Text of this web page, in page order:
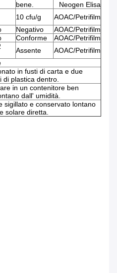
bene.
Neogen Elisa
10 cfu/g
AOAC/Petrifilm
Negativo
AOAC/Petrifilm
Conforme
AOAC/Petrifilm
Assente
AOAC/Petrifilm
in fusti di carta e due
di plastica dentro.
in un contenitore ben
dall' umidità.
sigillato e conservato lontano
solare diretta.